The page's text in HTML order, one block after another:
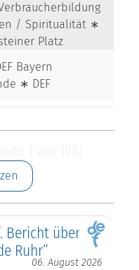
/ Spiritualität ∗
Platz
Bayern
∗ DEF
Bericht über
Ruhr“
06. August 2026